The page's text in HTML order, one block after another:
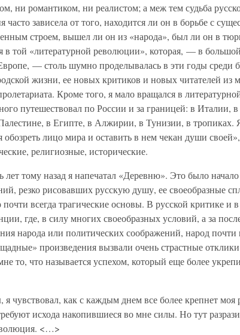
ни романтиком, ни реалистом; а меж тем судьба
часто зависела от того, находится ли он в борьбе с
строем, вышел ли он из «народа», был ли он в
в той «литературной революции», которая, — в
— столь шумно проделывалась в эти годы среди
жизни, ее новых критиков и новых читателей из
Кроме того, я мало вращался в
путешествовал по России и за границей: в Италии,
в Египте, в Алжирии, в Тунизии, в тропиках.
обозреть лицо мира и оставить в нем чекан души
религиозные, исторические.
лет тому назад я напечатал «Деревню». Это было
резко рисовавших русскую душу, ее своеобразные
всегда трагические основы. В русской критике и в
где, в силу многих своеобразных условий, а за
народа или политических соображений, народ почти
произведения вызвали очень страстные
то, что называется успехом, который еще более
я чувствовал, как с каждым днем все более крепнет моя
исхода накопившиеся во мне силы. Но тут
<…>